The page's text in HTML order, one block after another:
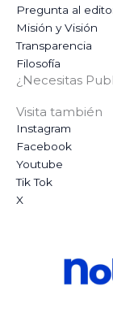
Pregunta al
Misión y Visión
Transparencia
Filosofía
¿Necesitas
Visita también
Instagram
Facebook
Youtube
Tik Tok
X